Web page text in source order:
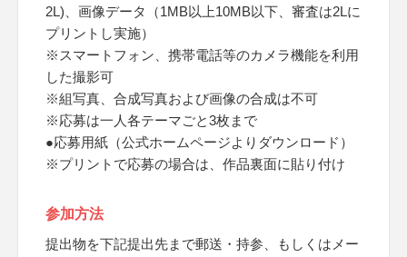
2L)、画像データ（1MB以上10MB以下、審査は2Lに
プリントし実施）
※スマートフォン、携帯電話等のカメラ機能を利用
した撮影可
※組写真、合成写真および画像の合成は不可
※応募は一人各テーマごと3枚まで
●応募用紙（公式ホームページよりダウンロード）
※プリントで応募の場合は、作品裏面に貼り付け
参加方法
提出物を下記提出先まで郵送・持参、もしくはメー